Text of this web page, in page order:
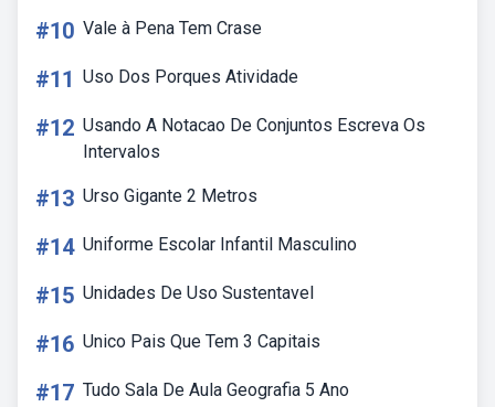
#10 Vale à Pena Tem Crase
#11 Uso Dos Porques Atividade
#12 Usando A Notacao De Conjuntos Escreva Os
Intervalos
#13 Urso Gigante 2 Metros
#14 Uniforme Escolar Infantil Masculino
#15 Unidades De Uso Sustentavel
#16 Unico Pais Que Tem 3 Capitais
#17 Tudo Sala De Aula Geografia 5 Ano